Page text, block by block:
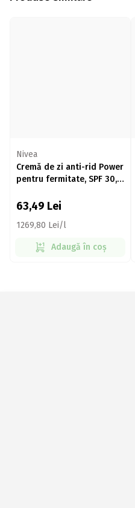
Nivea
Cremă de zi anti-rid Power
pentru fermitate, SPF 30,
63,49 Lei
1269,80 Lei/l
Adaugă în coș